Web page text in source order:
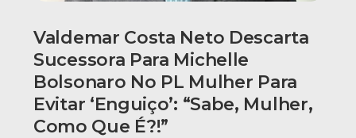
Valdemar Costa Neto Descarta
Sucessora Para Michelle
Bolsonaro No PL Mulher Para
Evitar ‘enguiço’: “Sabe, Mulher,
Como Que É?!”